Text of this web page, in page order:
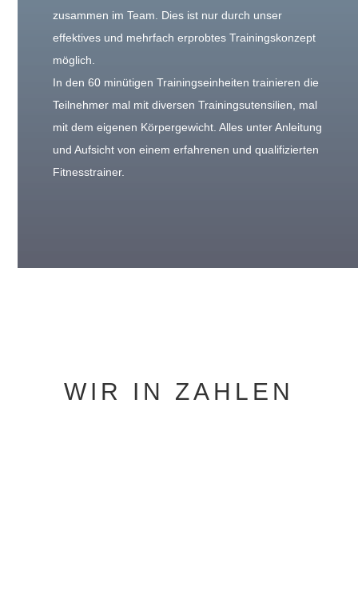
zusammen im Team. Dies ist nur durch unser
effektives und mehrfach erprobtes Trainingskonzept
möglich.
In den 60 minütigen Trainingseinheiten trainieren die
Teilnehmer mal mit diversen Trainingsutensilien, mal
mit dem eigenen Körpergewicht. Alles unter Anleitung
und Aufsicht von einem erfahrenen und qualifizierten
Fitnesstrainer.
WIR IN ZAHLEN